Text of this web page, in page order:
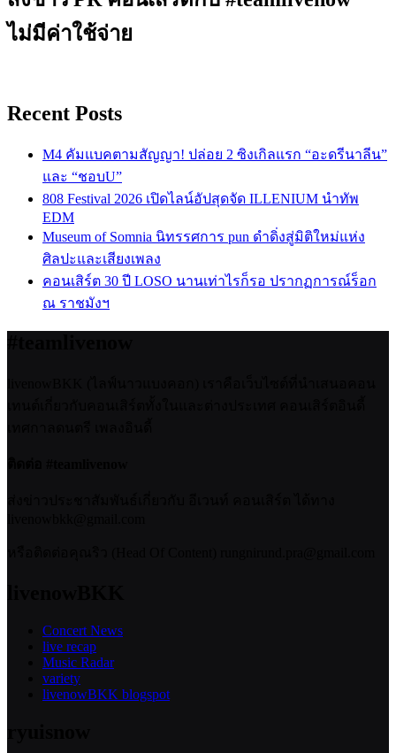
ไม่มีค่าใช้จ่าย
Recent Posts
M4 คัมแบคตามสัญญา! ปล่อย 2 ซิงเกิลแรก “อะดรีนาลีน”
และ “ชอบU”
808 Festival 2026 เปิดไลน์อัปสุดจัด ILLENIUM นำทัพ
EDM
Museum of Somnia นิทรรศการ pun ดำดิ่งสู่มิติใหม่แห่ง
ศิลปะและเสียงเพลง
คอนเสิร์ต 30 ปี LOSO นานเท่าไรก็รอ ปรากฏการณ์ร็อก
ณ ราชมังฯ
Concert News
live recap
Music Radar
variety
livenowBKK blogspot